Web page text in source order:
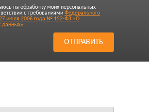
на обработку моих персональных
с требованиями Федерального
июля 2006 года № 152-ФЗ «О
данных».